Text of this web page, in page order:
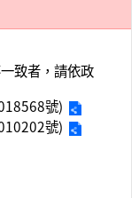
致者，請依政
號)
號)